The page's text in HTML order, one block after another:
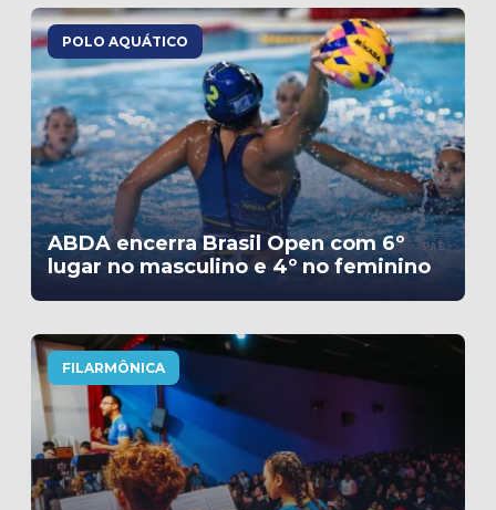
POLO AQUÁTICO
ABDA encerra Brasil Open com 6º
lugar no masculino e 4º no feminino
FILARMÔNICA